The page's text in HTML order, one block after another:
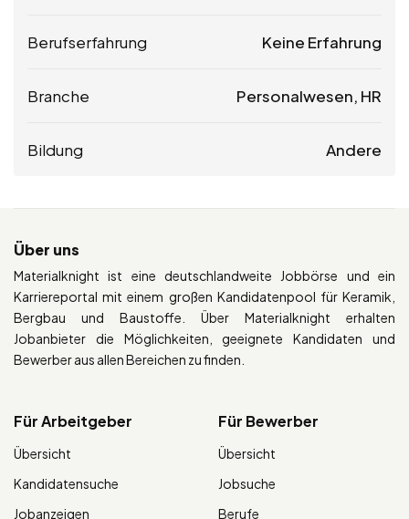
Berufserfahrung Keine Erfahrung
Branche Personalwesen, HR
Bildung Andere
Über uns
Materialknight ist eine deutschlandweite Jobbörse und ein
Karriereportal mit einem großen Kandidatenpool für Keramik,
Bergbau und Baustoffe. Über Materialknight erhalten
Jobanbieter die Möglichkeiten, geeignete Kandidaten und
Bewerber aus allen Bereichen zu finden.
Für Arbeitgeber
Übersicht
Kandidatensuche
Jobanzeigen
Für Bewerber
Übersicht
Jobsuche
Berufe